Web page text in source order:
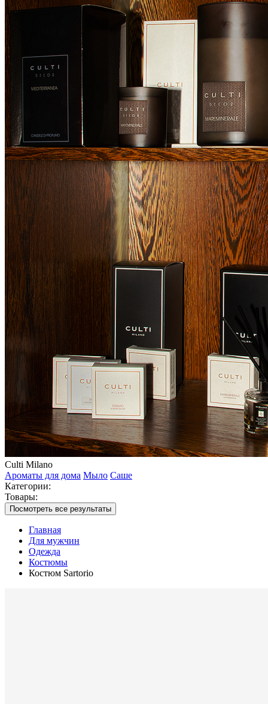
Culti Milano
Ароматы для дома Мыло Саше
Категории:
Товары:
Посмотреть все результаты
Главная
Для мужчин
Одежда
Костюмы
Костюм Sartorio